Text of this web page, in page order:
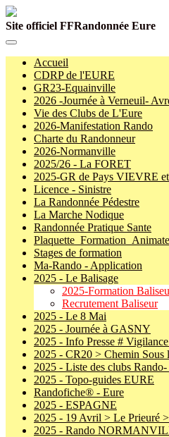
Site officiel FFRandonnée Eure
Accueil
CDRP de l'EURE
GR23-Equainville
2026 -Journée à Verneuil-
Vie des Clubs de L'Eure
2026-Manifestation Rando
Charte du Randonneur
2026-Normanville
2025/26 - La FORET
2025-GR de Pays VIEVRE
Licence - Sinistre
La Randonnée Pédestre
La Marche Nodique
Randonnée Pratique Sante
Stages de formation
Ma-Rando - Application
2025 - Le Balisage
2025-Formation
Recrutement Baliseur
2025 - Le 8 Mai
2025 - Journée à GASNY
2025 - Info Presse #
2025 - CR20 > Chemin Sous
2025 - Liste des clubs
2025 - Topo-guides EURE
Randofiche® - Eure
2025 - ESPAGNE
2025 - 19 Avril > Le Prieuré
2025 - Rando